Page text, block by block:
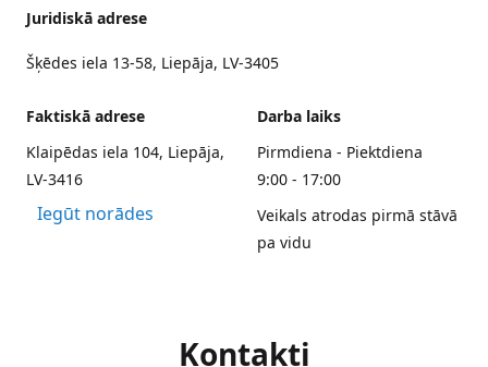
Juridiskā adrese
Šķēdes iela 13-58, Liepāja, LV-3405
Faktiskā adrese
Klaipēdas iela 104, Liepāja,
LV-3416
Iegūt norādes
Darba laiks
Pirmdiena - Piektdiena
9:00 - 17:00
Veikals atrodas pirmā stāvā
pa vidu
Kontakti